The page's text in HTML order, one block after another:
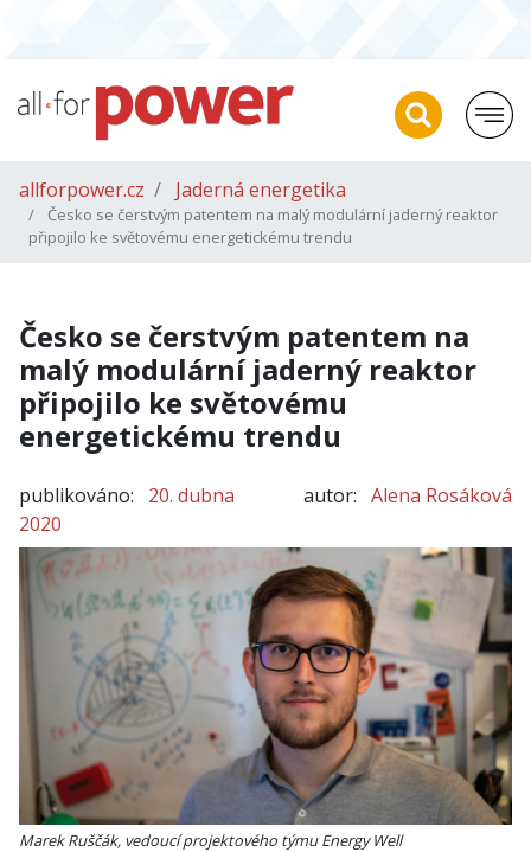
allforpower.cz Jaderná energetika
Česko se čerstvým patentem na malý modulární jaderný reaktor
připojilo ke světovému energetickému trendu
Česko se čerstvým patentem na
malý modulární jaderný reaktor
připojilo ke světovému
energetickému trendu
publikováno:
20. dubna
2020
autor: Alena Rosáková
Marek Ruščák, vedoucí projektového týmu Energy Well